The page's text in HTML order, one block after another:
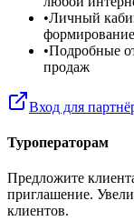
•Личный
•Подробные
продаж
Вход для
Туроператорам
Предложите
приглашение.
клиентов.